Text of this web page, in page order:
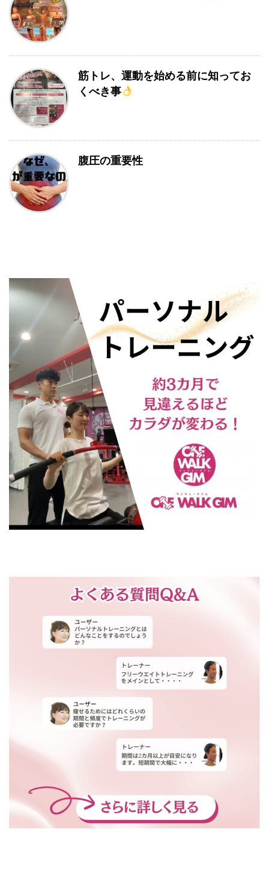
筋トレ、運動を始める前に知ってお
くべき事
腹圧の重要性